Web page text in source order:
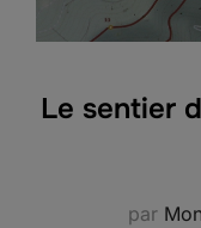
Le sentier
par